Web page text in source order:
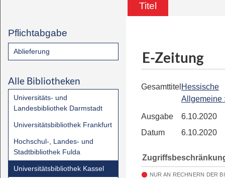
Titel
Pflichtabgabe
Ablieferung
Alle Bibliotheken
Universitäts- und
Landesbibliothek Darmstadt
Universitätsbibliothek Frankfurt
Hochschul-, Landes- und
Stadtbibliothek Fulda
Universitätsbibliothek Kassel
E-Zeitung
Gesamttitel Hessische
Allgemeine
Ausgabe
6.10.2020
Datum
6.10.2020
NUR AN RECHNERN DER